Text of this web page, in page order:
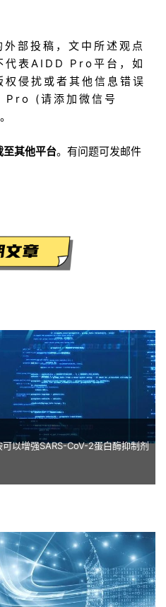
部投稿，文中所述观点
代表AIDD Pro平台，如
侵扰或者其他信息错误
Pro (请添加微信号
至其他平台。有问题可发邮件
以增强SARS-CoV-2蛋白酶抑制剂